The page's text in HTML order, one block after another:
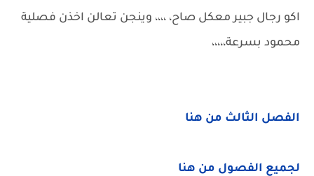
اكو رجال جبير معكل صاح، ،،،، وينجن تعالن اخذن فصلية
محمود بسرعة،،،،،
الفصل الثالث من هنا
لجميع الفصول من هنا